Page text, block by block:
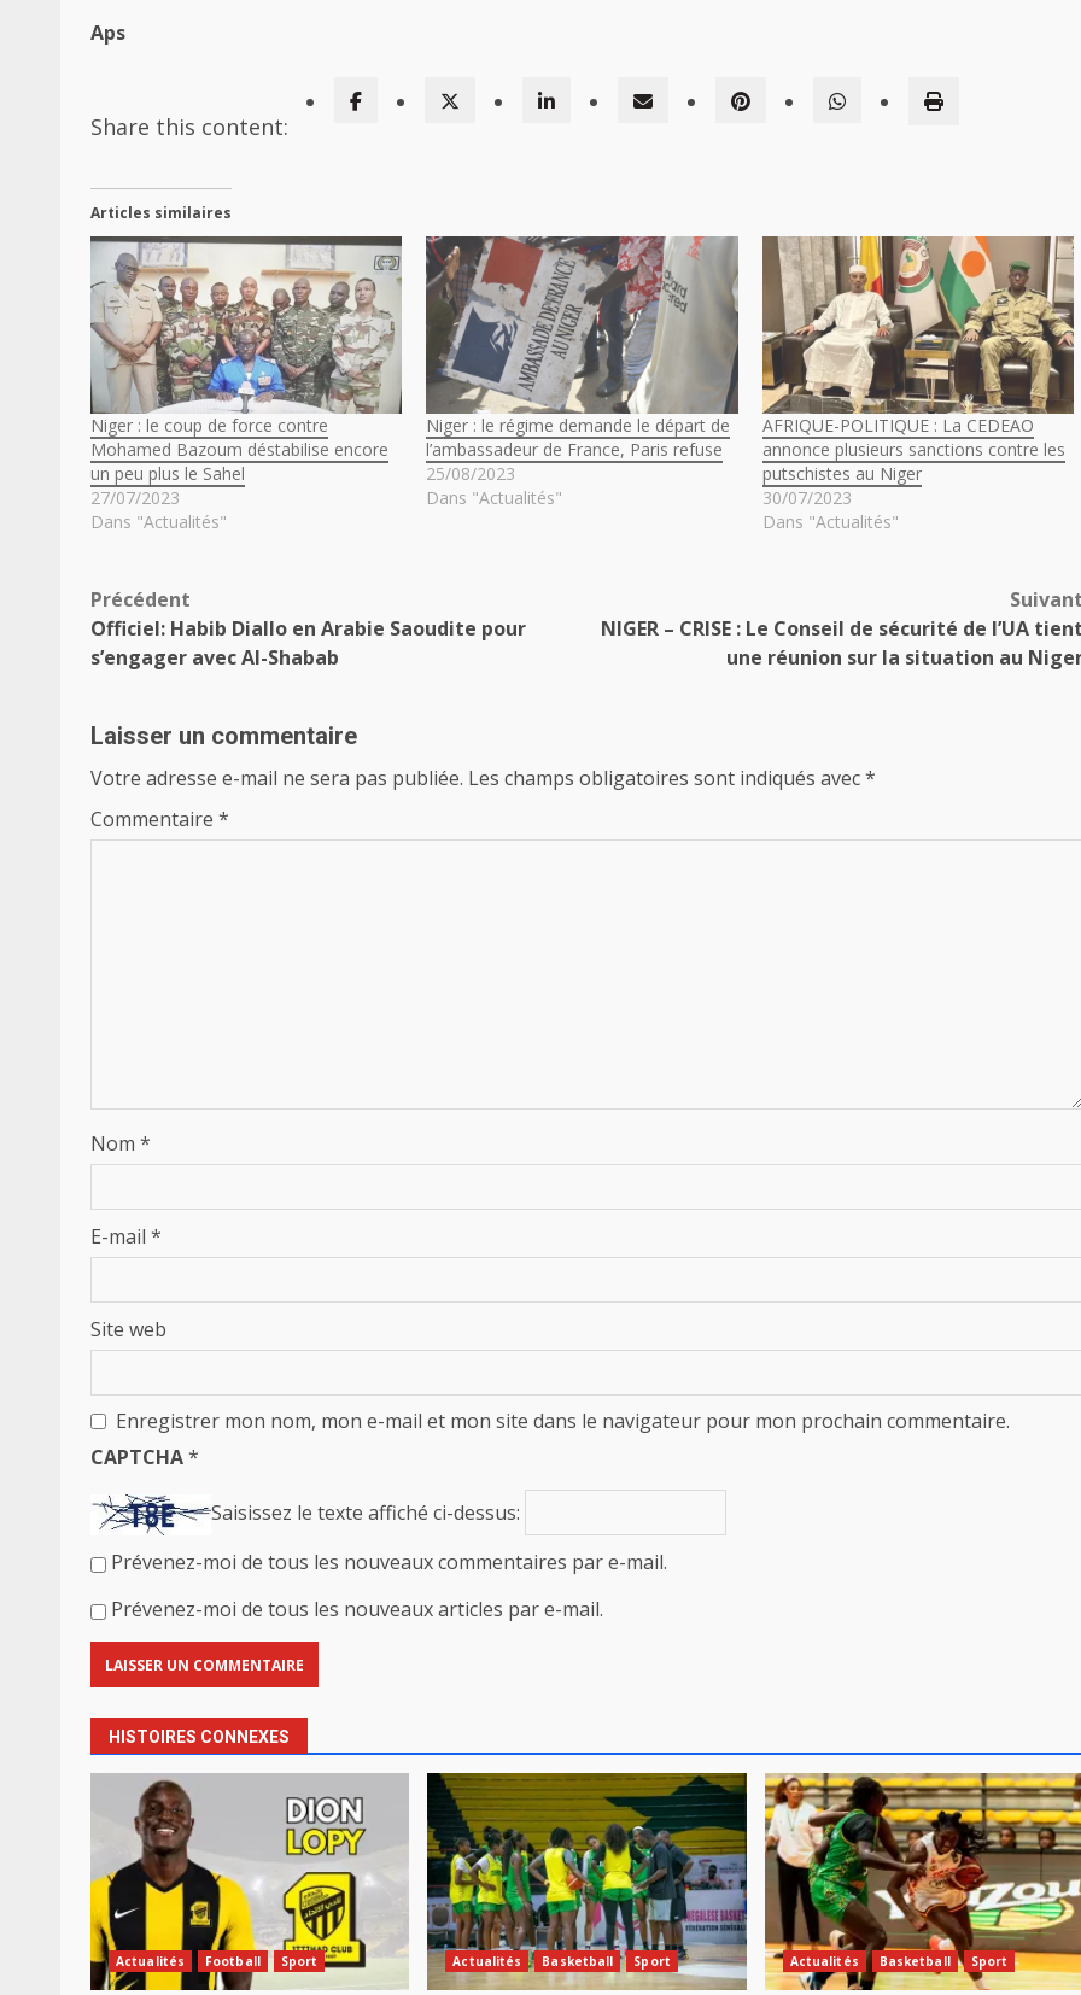
Aps
Share this content:
Articles similaires
Niger : le coup de force contre
Mohamed Bazoum déstabilise encore
un peu plus le Sahel
27/07/2023
Dans "Actualités"
Niger : le régime demande le départ de
l’ambassadeur de France, Paris refuse
25/08/2023
Dans "Actualités"
AFRIQUE-POLITIQUE : La CEDEAO
annonce plusieurs sanctions contre les
putschistes au Niger
30/07/2023
Dans "Actualités"
Navigation
d’article
Précédent
Officiel: Habib Diallo en Arabie Saoudite pour
s’engager avec Al-Shabab
Suivant
NIGER – CRISE : Le Conseil de sécurité de l’UA tient
une réunion sur la situation au
Laisser un commentaire
Votre adresse e-mail ne sera pas publiée. Les champs obligatoires sont indiqués avec*
Commentaire *
Nom *
E-mail *
Site web
Enregistrer mon nom, mon e-mail et mon site dans le navigateur pour mon prochain commentaire.
CAPTCHA*
Saisissez le texte affiché ci-dessus:
Prévenez-moi de tous les nouveaux commentaires par e-mail.
Prévenez-moi de tous les nouveaux articles par e-mail.
HISTOIRES CONNEXES
Actualités Football Sport Actualités Basketball Sport Actualités Basketball Sport